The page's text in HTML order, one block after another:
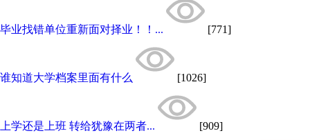
毕业找错单位重新面对择业！！... [771]
谁知道大学档案里面有什么 [1026]
上学还是上班 转给犹豫在两者... [909]